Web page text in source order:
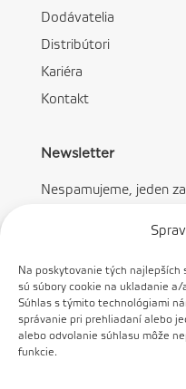
Na poskytovanie tých
sú súbory cookie na ukladanie
Súhlas s týmito technológiami
správanie pri prehliadaní alebo
alebo odvolanie súhlasu môže
funkcie.
Dodávatelia
Distribútori
Kariéra
Kontakt
Newsletter
Nespamujeme, jeden